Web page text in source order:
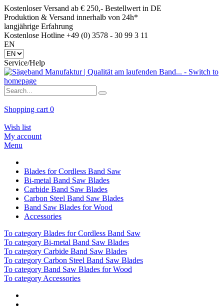
Kostenloser Versand ab € 250,- Bestellwert in DE
Produktion & Versand innerhalb von 24h*
langjährige Erfahrung
Kostenlose Hotline +49 (0) 3578 - 30 99 3 11
EN
Service/Help
Shopping cart 0
Wish list
My account
Menu
Blades for Cordless Band Saw
Bi-metal Band Saw Blades
Carbide Band Saw Blades
Carbon Steel Band Saw Blades
Band Saw Blades for Wood
Accessories
To category Blades for Cordless Band Saw
To category Bi-metal Band Saw Blades
To category Carbide Band Saw Blades
To category Carbon Steel Band Saw Blades
To category Band Saw Blades for Wood
To category Accessories